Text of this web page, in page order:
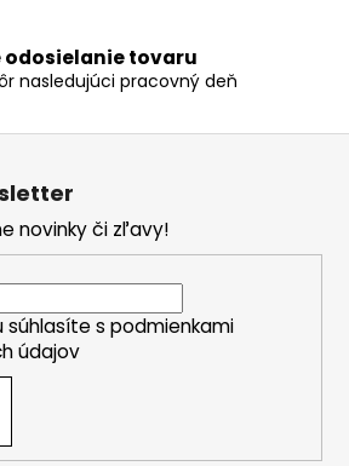
ý
p
s
odosielanie tovaru
nasledujúci pracovný deň
novinky či zľavy!
súhlasíte s podmienkami
údajov